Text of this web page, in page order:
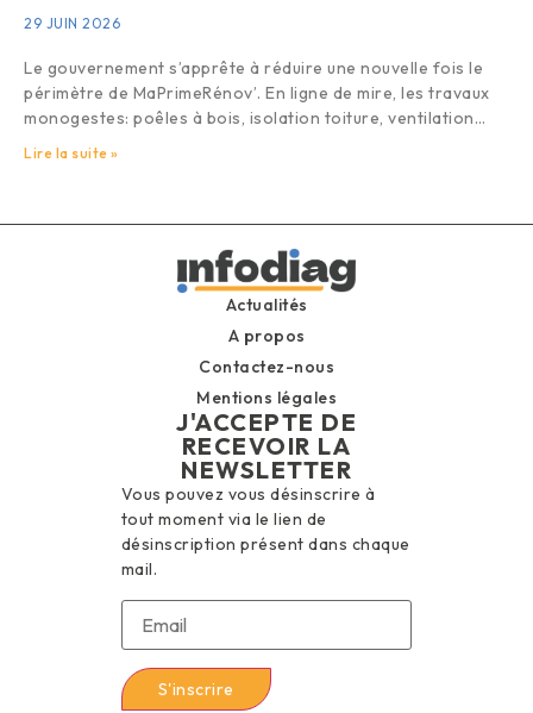
29 JUIN 2026
Le gouvernement s’apprête à réduire une nouvelle fois le
périmètre de MaPrimeRénov’. En ligne de mire, les travaux
monogestes: poêles à bois, isolation toiture, ventilation…
Lire la suite »
Actualités
A propos
Contactez-nous
Mentions légales
J'ACCEPTE DE
RECEVOIR LA
NEWSLETTER
Vous pouvez vous désinscrire à
tout moment via le lien de
désinscription présent dans chaque
mail.